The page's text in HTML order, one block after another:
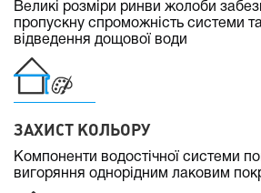
Великі розміри ринви жолоби
пропускну спроможність системи
відведення дощової води
ЗАХИСТ КОЛЬОРУ
Компоненти водостічної системи
вигоряння однорідним лаковим